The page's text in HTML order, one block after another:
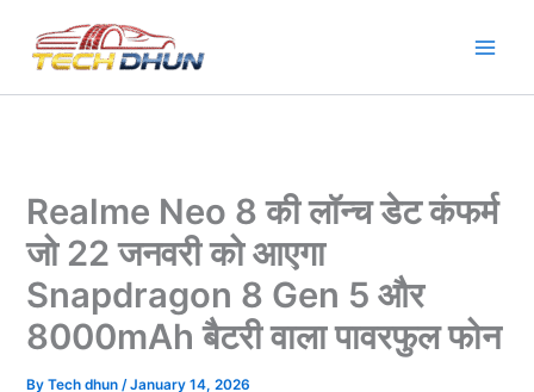
content
Realme Neo 8 की लॉन्च डेट कंफर्म
जो 22 जनवरी को आएगा
Snapdragon 8 Gen 5 और
8000mAh बैटरी वाला पावरफुल फोन
ByTech dhun/January 14, 2026